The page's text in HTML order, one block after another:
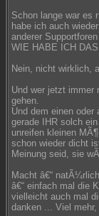
Schon lange war es
habe ich auch
anderer
WIE HABE ICH
Nein, nicht wirklich,
Und wer jetzt immer
gehen.
Und dem einen oder
gerade IHR solch
unreifen kleinen
schon wieder dicht
Meinung seid, sie
Macht â€“
â€“ einfach mal die
vielleicht auch mal
danken ... Viel